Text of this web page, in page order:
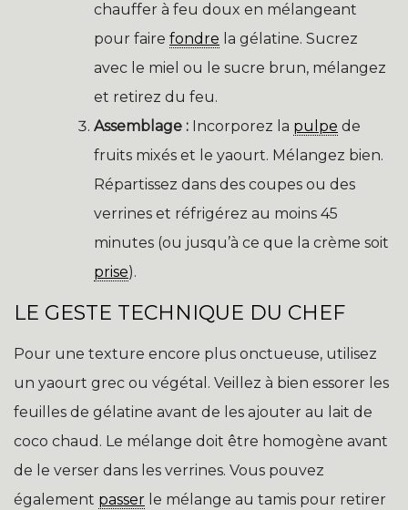
chauffer à feu doux en mélangeant
pour faire fondre la gélatine. Sucrez
avec le miel ou le sucre brun, mélangez
et retirez du feu.
Assemblage : Incorporez la pulpe de
fruits mixés et le yaourt. Mélangez bien.
Répartissez dans des coupes ou des
verrines et réfrigérez au moins 45
minutes (ou jusqu’à ce que la crème soit
prise).
LE GESTE TECHNIQUE DU CHEF
Pour une texture encore plus onctueuse, utilisez
un yaourt grec ou végétal. Veillez à bien essorer les
feuilles de gélatine avant de les ajouter au lait de
coco chaud. Le mélange doit être homogène avant
de le verser dans les verrines. Vous pouvez
également passer le mélange au tamis pour retirer